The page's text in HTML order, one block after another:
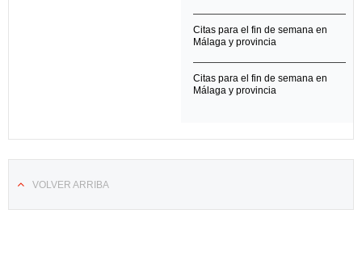
Citas para el fin de semana en
Málaga y provincia
Citas para el fin de semana en
Málaga y provincia
VOLVER ARRIBA